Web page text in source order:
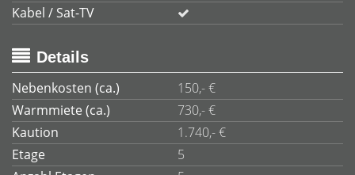
Kabel / Sat-TV
Details
Nebenkosten (ca.)
150,- €
Warmmiete (ca.)
730,- €
Kaution
1.740,- €
Etage
5